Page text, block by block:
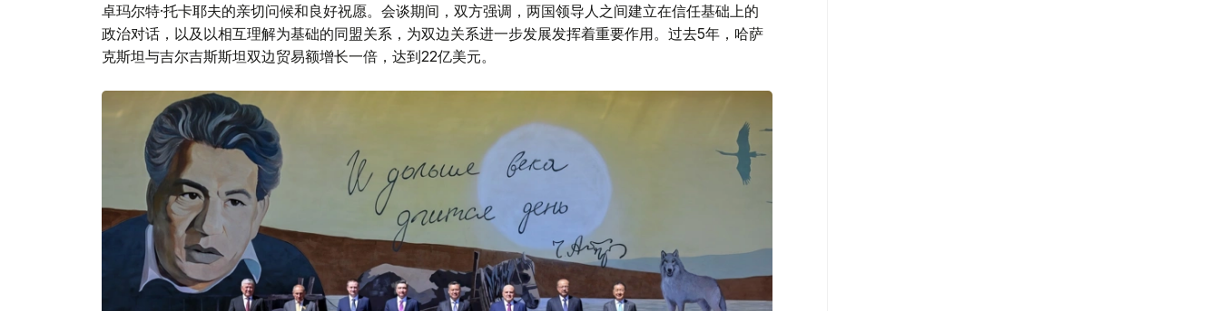
卓玛尔特·托卡耶夫的亲切问候和良好祝愿。会谈期间，双方强调，两国领导人之间建立在信任基础上的
政治对话，以及以相互理解为基础的同盟关系，为双边关系进一步发展发挥着重要作用。过去5年，哈萨
克斯坦与吉尔吉斯斯坦双边贸易额增长一倍，达到22亿美元。